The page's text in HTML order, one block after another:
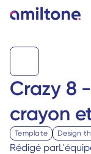
Crazy 8
Template Design
Rédigé par